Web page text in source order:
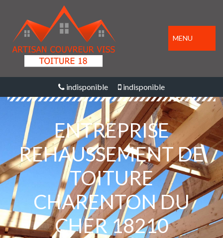
MENU
indisponible indisponible
ENTREPRISE
REHAUSSEMENT DE
TOITURE
CHARENTON DU
CHER 18210